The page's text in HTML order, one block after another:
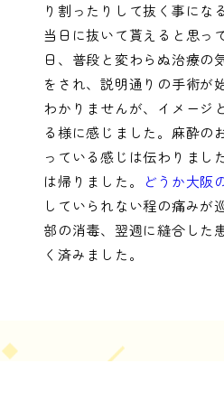
り割ったりして抜く事にな
当日に抜いて貰えると思っ
日、普段と変わらぬ治療の
をされ、説明通りの手術が
わかりませんが、イメージ
る様に感じました。麻酔の
っている感じは伝わりまし
は帰りました。
どうか大阪
していられない程の痛みが
部の消毒、翌週に縫合した
く済みました。